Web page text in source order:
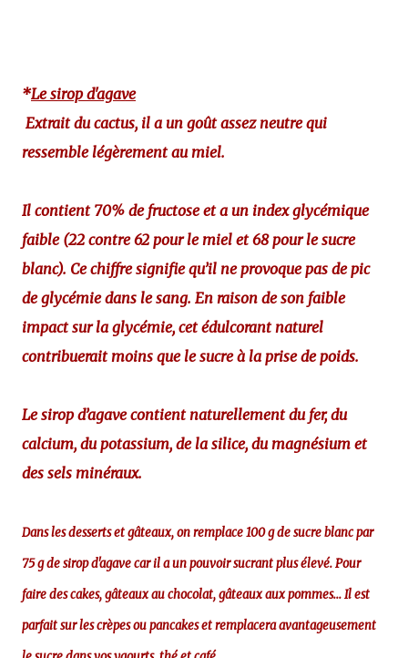
*Le sirop d'agave
Extrait du cactus, il a un goût assez neutre qui
ressemble légèrement au miel.
Il contient 70% de fructose et a un index glycémique
faible (22 contre 62 pour le miel et 68 pour le sucre
blanc). Ce chiffre signifie qu’il ne provoque pas de pic
de glycémie dans le sang. En raison de son faible
impact sur la glycémie, cet édulcorant naturel
contribuerait moins que le sucre à la prise de poids.
Le sirop d’agave contient naturellement du fer, du
calcium, du potassium, de la silice, du magnésium et
des sels minéraux.
Dans les desserts et gâteaux, on remplace 100 g de sucre blanc par
75 g de sirop d'agave car il a un pouvoir sucrant plus élevé. Pour
faire descakes, gâteaux au chocolat, gâteaux aux pommes... Il est
parfait sur lescrèpesou pancakes et remplacera avantageusement